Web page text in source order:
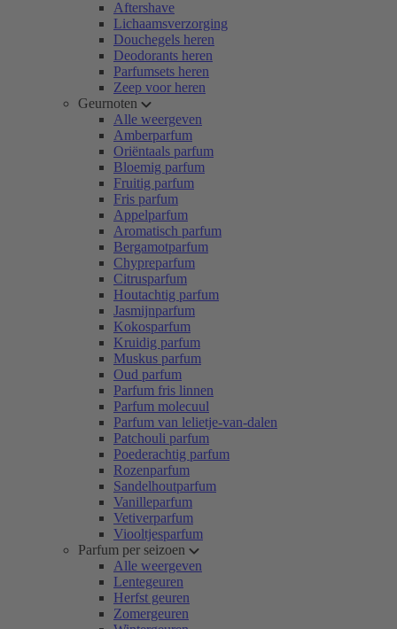
Aftershave
Lichaamsverzorging
Douchegels heren
Deodorants heren
Parfumsets heren
Zeep voor heren
Geurnoten
Alle weergeven
Amberparfum
Oriëntaals parfum
Bloemig parfum
Fruitig parfum
Fris parfum
Appelparfum
Aromatisch parfum
Bergamotparfum
Chypreparfum
Citrusparfum
Houtachtig parfum
Jasmijnparfum
Kokosparfum
Kruidig parfum
Muskus parfum
Oud parfum
Parfum fris linnen
Parfum molecuul
Parfum van lelietje-van-dalen
Patchouli parfum
Poederachtig parfum
Rozenparfum
Sandelhoutparfum
Vanilleparfum
Vetiverparfum
Viooltjesparfum
Parfum per seizoen
Alle weergeven
Lentegeuren
Herfst geuren
Zomergeuren